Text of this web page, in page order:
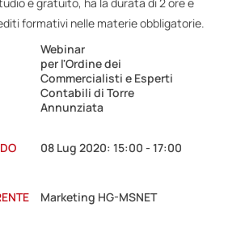
formativi nelle materie obbligatorie.
Webinar
per l'Ordine dei
Commercialisti e Esperti
Contabili di Torre
Annunziata
08 Lug 2020: 15:00 - 17:00
Marketing HG-MSNET